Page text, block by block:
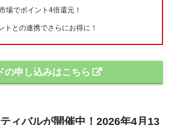
場でポイント4倍還元！
トとの連携でさらにお得に！
の申し込みはこちら
ィバルが開催中！2026年4月13